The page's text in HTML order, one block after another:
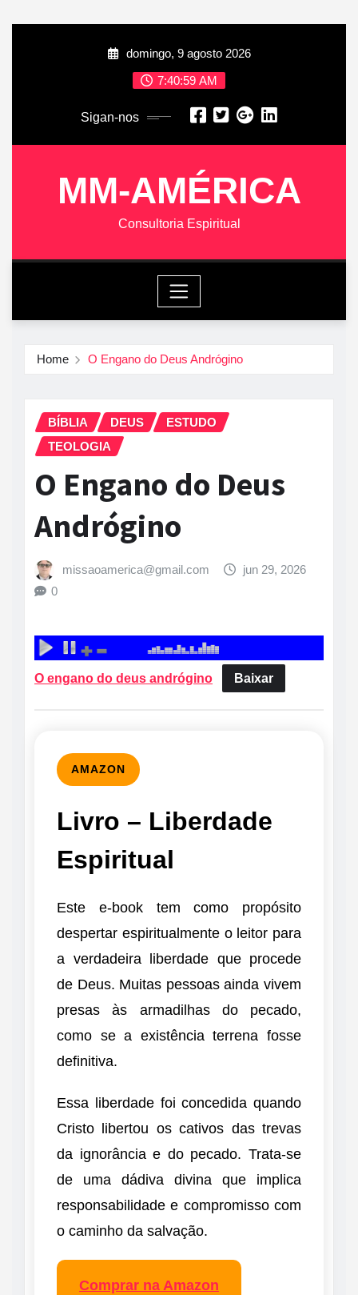
domingo, 9 agosto 2026
7:41:00 AM
Sigan-nos
MM-AMÉRICA
Consultoria Espiritual
Home O Engano do Deus Andrógino
BÍBLIA DEUS
ESTUDO
TEOLOGIA
O Engano do Deus
Andrógino
missaoamerica@gmail.com
jun 29, 2026
0
O engano do deus andrógino Baixar
AMAZON
Livro – Liberdade
Espiritual
Este e-book tem como propósito
despertar espiritualmente o leitor para
a verdadeira liberdade que procede
de Deus. Muitas pessoas ainda vivem
presas às armadilhas do pecado,
como se a existência terrena fosse
definitiva.
Essa liberdade foi concedida quando
Cristo libertou os cativos das trevas
da ignorância e do pecado. Trata-se
de uma dádiva divina que implica
responsabilidade e compromisso com
o caminho da salvação.
Comprar na Amazon